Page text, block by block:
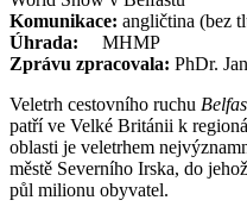
Komunikace: angličtina (bez
Úhrada: MHMP
Zprávu zpracovala: PhDr.
Veletrh cestovního ruchu
patří ve Velké Británii k
oblasti je veletrhem
městě Severního Irska, do
půl milionu obyvatel.